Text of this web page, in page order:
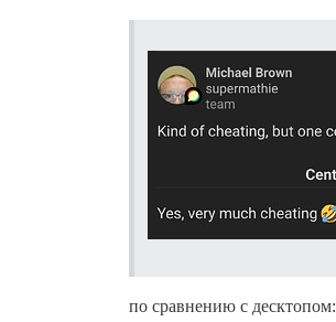
по сравнению с десктопом: